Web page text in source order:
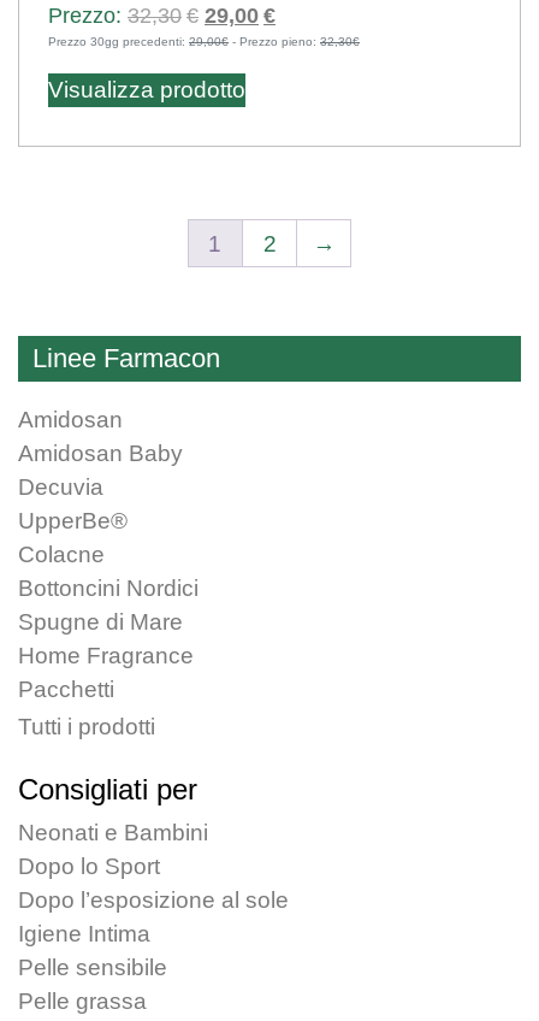
32,30 € Il
prezzo
originale
era:
32,30€.
29,00 €Il
prezzo
29,00€.
Prezzo 30gg precedenti: 29,00€ - Prezzo pieno: 32,30€
Visualizza prodotto
Le
opzioni
essere
1 2 →
Linee Farmacon
Amidosan
Amidosan Baby
Decuvia
UpperBe®
Colacne
Bottoncini Nordici
Spugne di Mare
Home Fragrance
Pacchetti
Tutti i prodotti
Consigliati per
Neonati e Bambini
Dopo lo Sport
Dopo l’esposizione al sole
Igiene Intima
Pelle sensibile
Pelle grassa